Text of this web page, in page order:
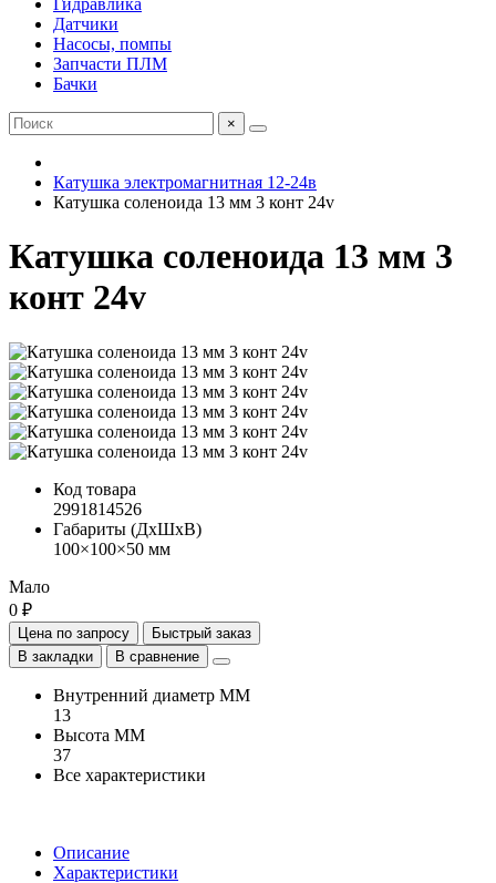
Гидравлика
Датчики
Насосы, помпы
Запчасти ПЛМ
Бачки
×
Катушка электромагнитная 12-24в
Катушка соленоида 13 мм 3 конт 24v
Катушка соленоида 13 мм 3
конт 24v
Код товара
2991814526
Габариты (ДхШхВ)
100×100×50 мм
Мало
0 ₽
Цена по запросу
Быстрый заказ
В закладки
В сравнение
Внутренний диаметр ММ
13
Высота ММ
37
Все характеристики
Описание
Характеристики